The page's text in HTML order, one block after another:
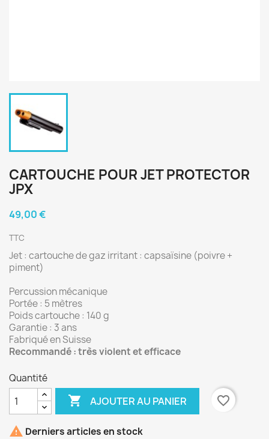
CARTOUCHE POUR JET PROTECTOR
JPX
49,00 €
TTC
Jet : cartouche de gaz irritant : capsaïsine (poivre +
piment)
Percussion mécanique
Portée : 5 mètres
Poids cartouche : 140 g
Garantie : 3 ans
Fabriqué en Suisse
Recommandé : très violent et efficace
Quantité
 AJOUTER AU PANIER favorite_border
 Derniers articles en stock